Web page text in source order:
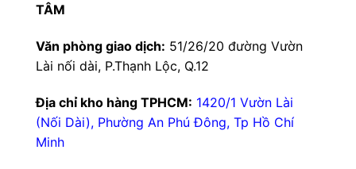
TÂM
Văn phòng giao dịch: 51/26/20 đường Vườn
Lài nối dài, P.Thạnh Lộc, Q.12
Địa chỉ kho hàng TPHCM: 1420/1 Vườn Lài
(Nối Dài), Phường An Phú Đông, Tp Hồ Chí
Minh